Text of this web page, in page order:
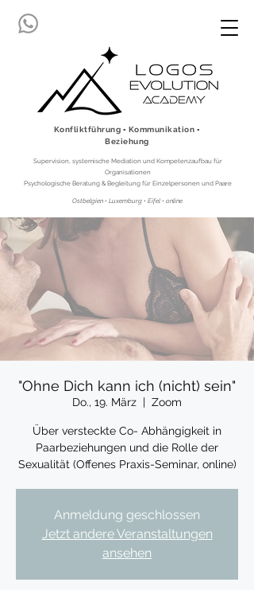
Ostbelgien • Luxemburg • Eifel • online
Konfliktführung ▪ Kommunikation ▪
Beziehung
Supervision, systemische Mediation und Kompetenzaufbau für
Organisationen
Psychologische Beratung & Begleitung für Einzelpersonen und Paare
"Ohne Dich kann ich (nicht) sein"
Do., 19. März
  |
Zoom
Über versteckte Co- Abhängigkeit in
Paarbeziehungen und die Rolle der
Sexualität (Offenes Praxis-Seminar, online)
Anmeldung geschlossen
Jetzt andere Veranstaltungen
ansehen